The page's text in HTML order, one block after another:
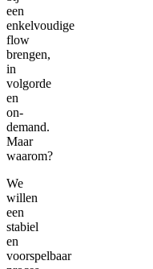
een
enkelvoudige
flow
brengen,
in
volgorde
en
on-
demand.
Maar
waarom?
We
willen
een
stabiel
en
voorspelbaar